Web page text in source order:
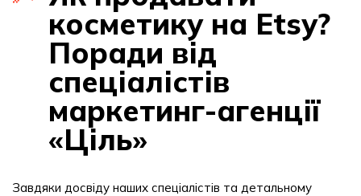
косметику на Etsy?
Поради від
спеціалістів
маркетинг-агенції
«Ціль»
Завдяки досвіду наших спеціалістів та детальному